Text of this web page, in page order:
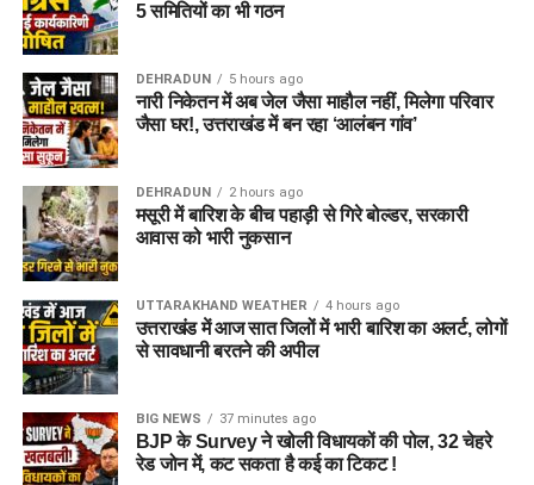
5 समितियों का भी गठन
DEHRADUN 5 hours ago
नारी निकेतन में अब जेल जैसा माहौल नहीं, मिलेगा परिवार
जैसा घर!, उत्तराखंड में बन रहा ‘आलंबन गांव’
DEHRADUN 2 hours ago
मसूरी में बारिश के बीच पहाड़ी से गिरे बोल्डर, सरकारी
आवास को भारी नुकसान
UTTARAKHAND WEATHER 4 hours ago
उत्तराखंड में आज सात जिलों में भारी बारिश का अलर्ट, लोगों
से सावधानी बरतने की अपील
BIG NEWS 37 minutes ago
BJP के Survey ने खोली विधायकों की पोल, 32 चेहरे
रेड जोन में, कट सकता है कई का टिकट !